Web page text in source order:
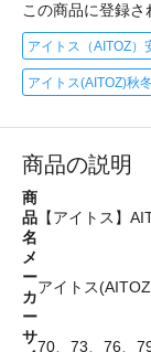
この商品に登録
アイトス（AITOZ）
アイトス(AITOZ)秋
商品の説明
商
品
名
【アイトス】
メ
ー
カ
ー
アイトス
サ
70、73、76、